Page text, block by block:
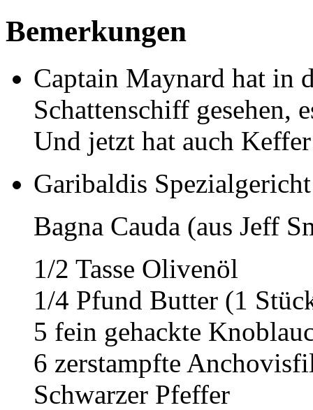
Bemerkungen
Captain Maynard hat in
Schattenschiff gesehen,
Und jetzt hat auch
Garibaldis
Bagna Cauda (aus Jeff
1/2 Tasse Olivenöl
1/4 Pfund Butter (1
5 fein gehackte
6 zerstampfte
Schwarzer Pfeffer